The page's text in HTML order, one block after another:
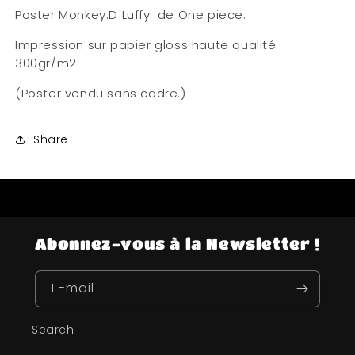
Poster Monkey.D Luffy de One piece.
Impression sur papier gloss haute qualité
300gr/m2.
(Poster vendu sans cadre.)
Share
Abonnez-vous à la Newsletter !
E-mail
Search